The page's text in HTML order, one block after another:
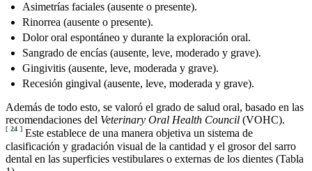
Asimetrías faciales (ausente o presente).
Rinorrea (ausente o presente).
Dolor oral espontáneo y durante la exploración oral.
Sangrado de encías (ausente, leve, moderado y grave).
Gingivitis (ausente, leve, moderada y grave).
Recesión gingival (ausente, leve, moderada y grave).
Además de todo esto, se valoró el grado de salud oral, basado en las
recomendaciones del Veterinary Oral Health Council (VOHC).
[ 24 ] Este establece de una manera objetiva un sistema de
clasificación y gradación visual de la cantidad y el grosor del sarro
dental en las superficies vestibulares o externas de los dientes (Tabla